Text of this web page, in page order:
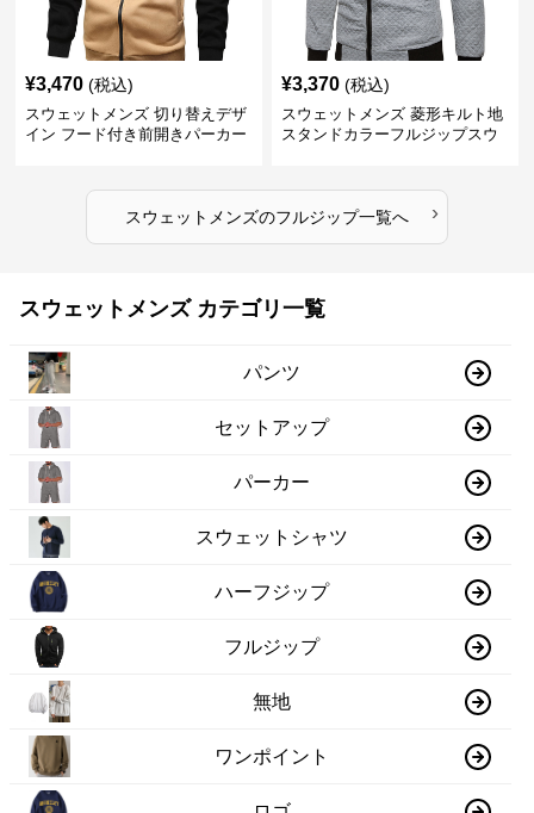
¥3,470 (税込)
スウェットメンズ 切り替えデザ
イン フード付き前開きパーカー
¥3,370 (税込)
スウェットメンズ 菱形キルト地
スタンドカラーフルジップスウ
スウェットメンズのフルジップ一覧へ ›
スウェットメンズ カテゴリ一覧
パンツ
セットアップ
パーカー
スウェットシャツ
ハーフジップ
フルジップ
無地
ワンポイント